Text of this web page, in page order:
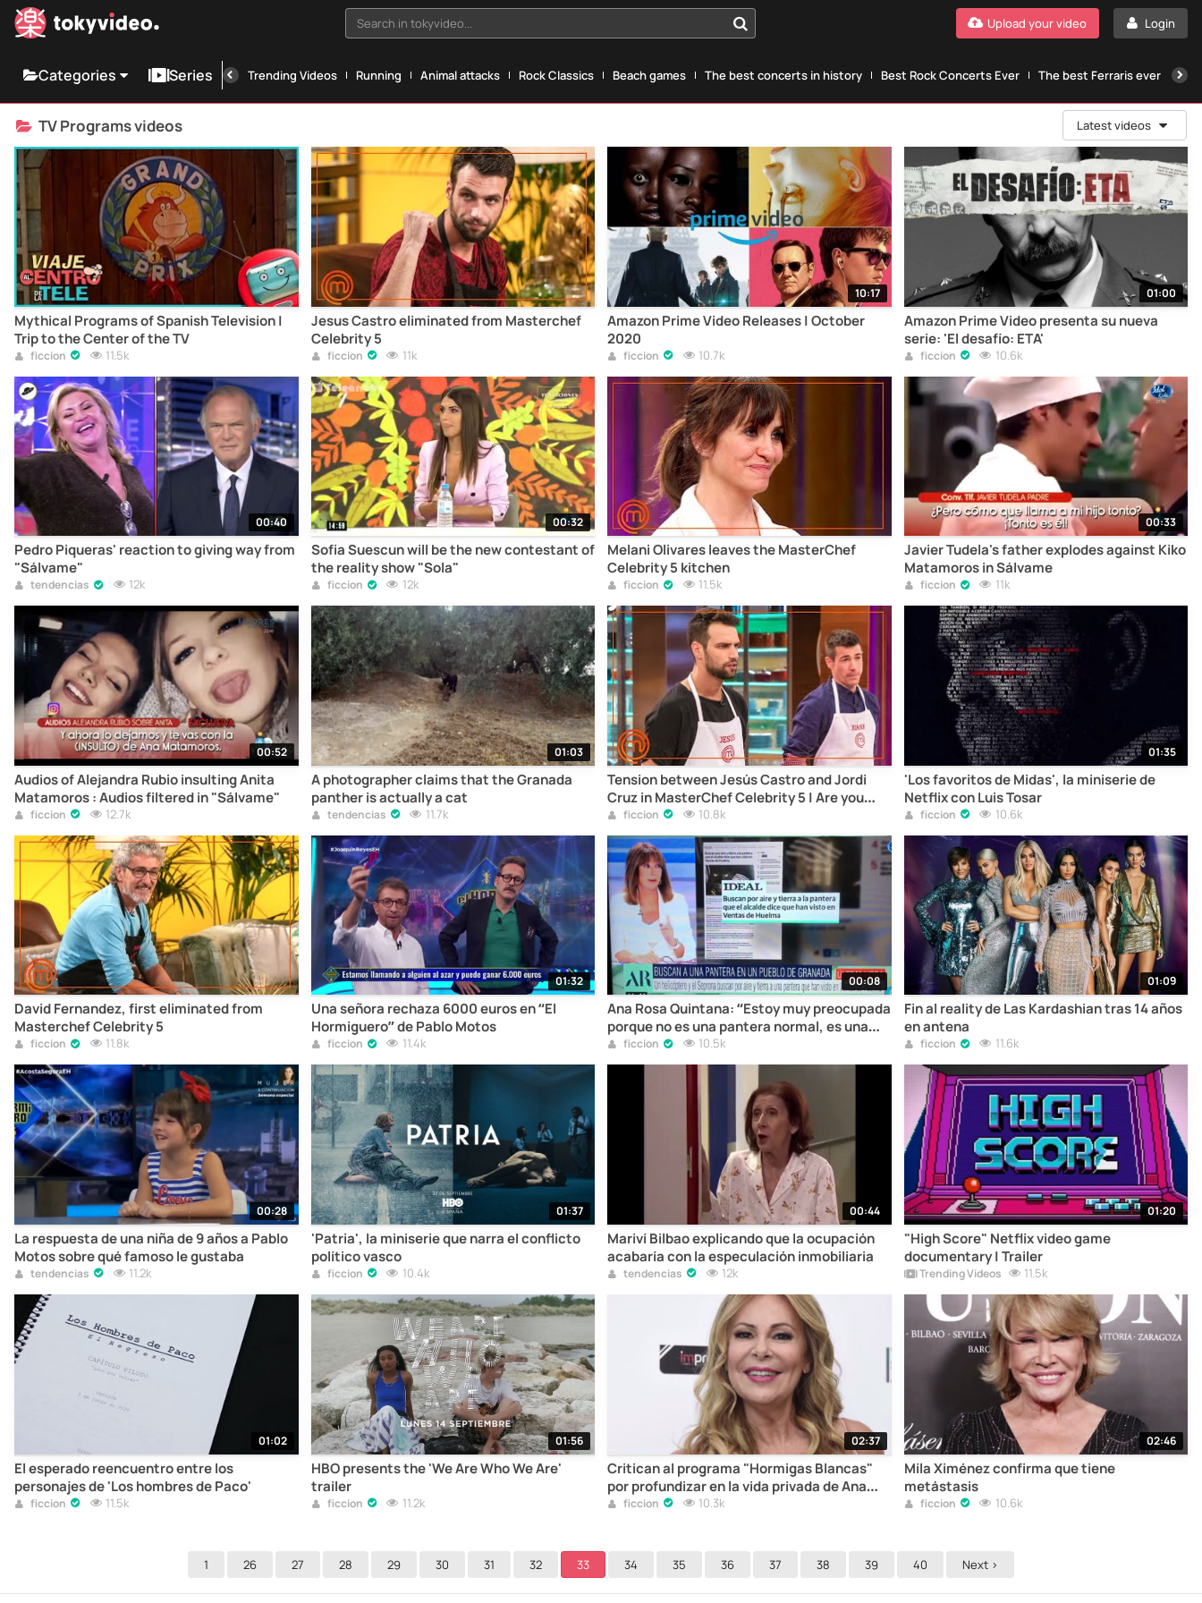
Search in tokyvideo... Login
Upload your video
Categories Series Trending Videos Running Animal attacks Rock Classics Beach games The best concerts in history Best Rock Concerts Ever The best Ferraris ever
TV Programs videos Latest videos
Mythical Programs of Spanish Television |
Trip to the Center of the TV
ficcion 11.5k
Jesus Castro eliminated from Masterchef
Celebrity 5
ficcion 11k
10:17
Amazon Prime Video Releases | October
2020
ficcion 10.7k
01:00
Amazon Prime Video presenta su nueva
serie: 'El desafío: ETA'
ficcion 10.6k
00:40
Pedro Piqueras' reaction to giving way from
"Sálvame"
tendencias 12k
00:32
Sofia Suescun will be the new contestant of
the reality show "Sola"
ficcion 12k
Melani Olivares leaves the MasterChef
Celebrity 5 kitchen
ficcion 11.5k
00:33
Javier Tudela's father explodes against Kiko
Matamoros in Sálvame
ficcion 11k
00:52
Audios of Alejandra Rubio insulting Anita
Matamoros : Audios filtered in "Sálvame"
ficcion 12.7k
01:03
A photographer claims that the Granada
panther is actually a cat
tendencias 11.7k
Tension between Jesús Castro and Jordi
Cruz in MasterChef Celebrity 5 | Are you
looking to argue with me?"
ficcion 10.8k
01:35
'Los favoritos de Midas', la miniserie de
Netflix con Luis Tosar
ficcion 10.6k
David Fernandez, first eliminated from
Masterchef Celebrity 5
ficcion 11.8k
01:32
Una señora rechaza 6000 euros en “El
Hormiguero” de Pablo Motos
ficcion 11.4k
00:08
Ana Rosa Quintana: “Estoy muy preocupada
porque no es una pantera normal, es una
pantera negra”
ficcion 10.5k
01:09
Fin al reality de Las Kardashian tras 14 años
en antena
ficcion 11.6k
00:28
La respuesta de una niña de 9 años a Pablo
Motos sobre qué famoso le gustaba
tendencias 11.2k
01:37
'Patria', la miniserie que narra el conflicto
político vasco
ficcion 10.4k
00:44
Mariví Bilbao explicando que la ocupación
acabaría con la especulación inmobiliaria
tendencias 12k
01:20
"High Score" Netflix video game
documentary | Trailer
Trending Videos 11.5k
01:02
El esperado reencuentro entre los
personajes de 'Los hombres de Paco'
ficcion 11.5k
01:56
HBO presents the 'We Are Who We Are'
trailer
ficcion 11.2k
02:37
Critican al programa "Hormigas Blancas"
por profundizar en la vida privada de Ana
Obregón
ficcion 10.3k
02:46
Mila Ximénez confirma que tiene
metástasis
ficcion 10.6k
1 26 27 28 29 30 31 32 33 34 35 36 37 38 39 40 Next >